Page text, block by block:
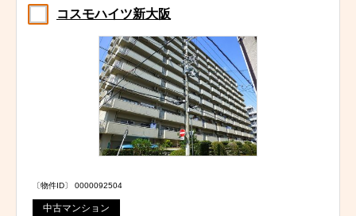
コスモハイツ新大阪
〔物件ID〕 0000092504
中古マンション